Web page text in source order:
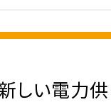
しい電力供